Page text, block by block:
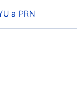
a PRN